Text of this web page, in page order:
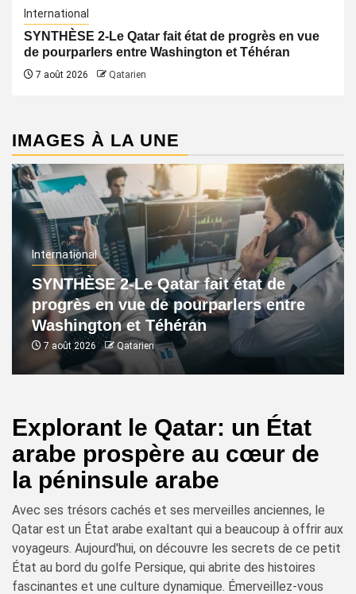
International
SYNTHÈSE 2-Le Qatar fait état de progrès en vue
de pourparlers entre Washington et Téhéran
7 août 2026 Qatarien
IMAGES À LA UNE
International
SYNTHÈSE 2-Le Qatar fait état de
progrès en vue de pourparlers entre
Washington et Téhéran
7 août 2026 Qatarien
Explorant le Qatar: un État
arabe prospère au cœur de
la péninsule arabe
Avec ses trésors cachés et ses merveilles anciennes, le
Qatar est un État arabe exaltant qui a beaucoup à offrir aux
voyageurs. Aujourd'hui, on découvre les secrets de ce petit
État au bord du golfe Persique, qui abrite des histoires
fascinantes et une culture dynamique. Émerveillez-vous